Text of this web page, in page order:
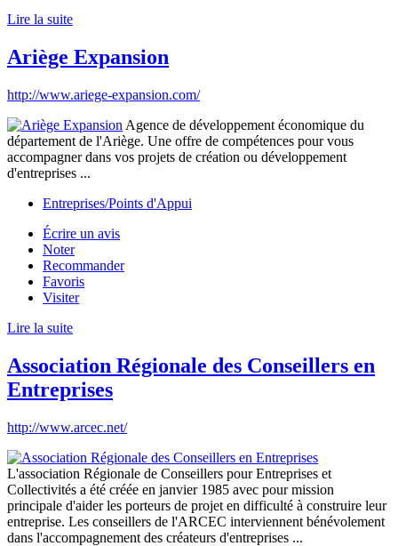
Lire la suite
Ariège Expansion
http://www.ariege-expansion.com/
Agence de développement économique du
département de l'Ariège. Une offre de compétences pour vous
accompagner dans vos projets de création ou développement
d'entreprises ...
Entreprises/Points d'Appui
Écrire un avis
Noter
Recommander
Favoris
Visiter
Lire la suite
Association Régionale des Conseillers en
Entreprises
http://www.arcec.net/
L'association Régionale de Conseillers pour Entreprises et
Collectivités a été créée en janvier 1985 avec pour mission
principale d'aider les porteurs de projet en difficulté à construire leur
entreprise. Les conseillers de l'ARCEC interviennent bénévolement
dans l'accompagnement des créateurs d'entreprises ...